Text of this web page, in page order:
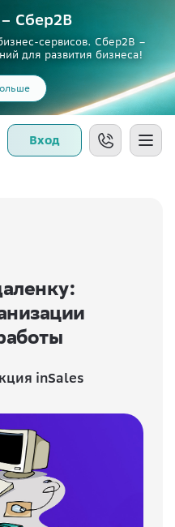
Сбер2B
сервисов. Сбер2В –
для развития бизнеса!
Вход
inSales